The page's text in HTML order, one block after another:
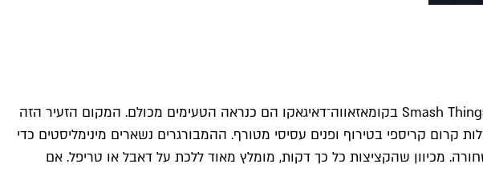
המבורגרים מעולים אפשר למצוא בכל רחבי טוקיו, אבל ההמבורגרים המעוכים של Smash Things בקומאזאווה־דאיגאקו הם כנראה הטעימים מכולם. המקום הזעיר הזה
מקבלות קרום קריספי בטירוף ופנים עסיסי מטורף. ההמבורגרים נשארים מינימליסטים כדי
מכיוון שהקציצות כל כך דקות, מומלץ מאוד ללכת על דאבל או טריפל. אם